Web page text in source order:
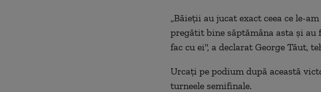
„Băieţii au jucat exact ceea ce le-
pregătit bine săptămâna asta şi
fac cu ei", a declarat George Tăut,
Urcaţi pe podium după această
turneele semifinale.